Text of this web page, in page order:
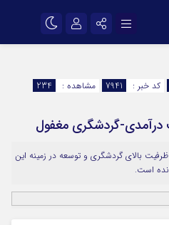
ایتا
اپلیکیشن
کد خبر : 7941 مشاهده :
234
گردشگری مغفول
بالای گردشگری و توسعه در زمینه این
است.